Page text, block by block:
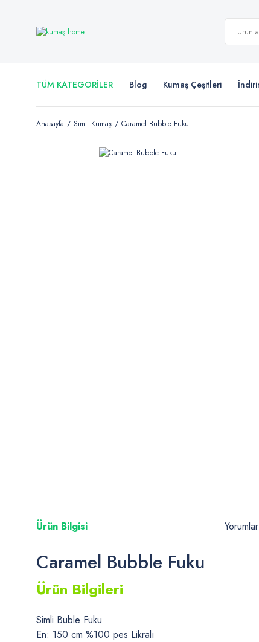
TÜM KATEGORİLER Blog Kumaş Çeşitleri
Anasayfa Simli Kumaş Caramel Bubble Fuku
Ürün Bilgisi Yorumlar
Caramel Bubble Fuku
Ürün Bilgileri
Simli Buble Fuku
En: 150 cm %100 pes Likralı